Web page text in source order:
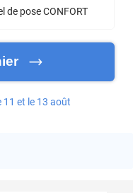
de pose CONFORT
11 et le 13 août